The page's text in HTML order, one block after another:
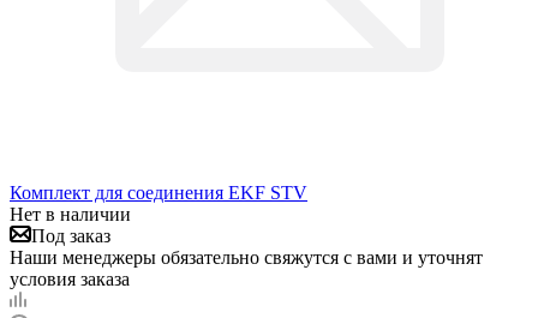
Комплект для соединения EKF STV
Нет в наличии
Под заказ
Наши менеджеры обязательно свяжутся с вами и уточнят
условия заказа